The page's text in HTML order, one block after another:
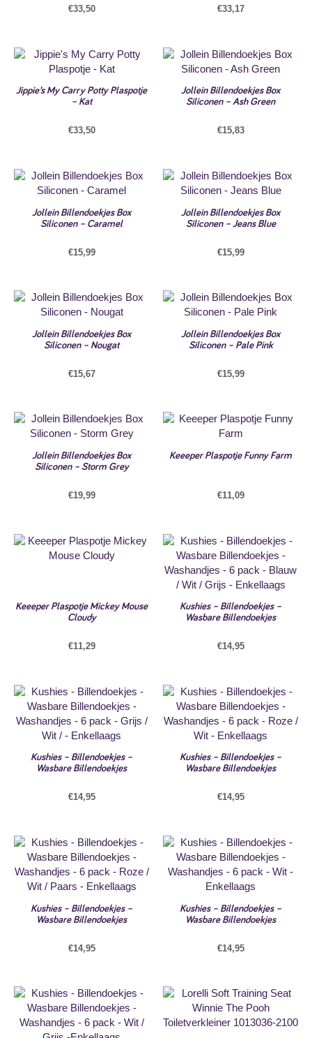
€33,50 €33,17
Jippie’s My Carry Potty Plaspotje
– Kat
€33,50
Jollein Billendoekjes Box
Siliconen – Ash Green
€15,83
Jollein Billendoekjes Box
Siliconen – Caramel
€15,99
Jollein Billendoekjes Box
Siliconen – Jeans Blue
€15,99
Jollein Billendoekjes Box
Siliconen – Nougat
€15,67
Jollein Billendoekjes Box
Siliconen – Pale Pink
€15,99
Jollein Billendoekjes Box
Siliconen – Storm Grey
€19,99
Keeeper Plaspotje Funny Farm
€11,09
Keeeper Plaspotje Mickey Mouse
Cloudy
€11,29
Kushies – Billendoekjes –
Wasbare Billendoekjes
€14,95
Kushies – Billendoekjes –
Wasbare Billendoekjes
€14,95
Kushies – Billendoekjes –
Wasbare Billendoekjes
€14,95
Kushies – Billendoekjes –
Wasbare Billendoekjes
€14,95
Kushies – Billendoekjes –
Wasbare Billendoekjes
€14,95